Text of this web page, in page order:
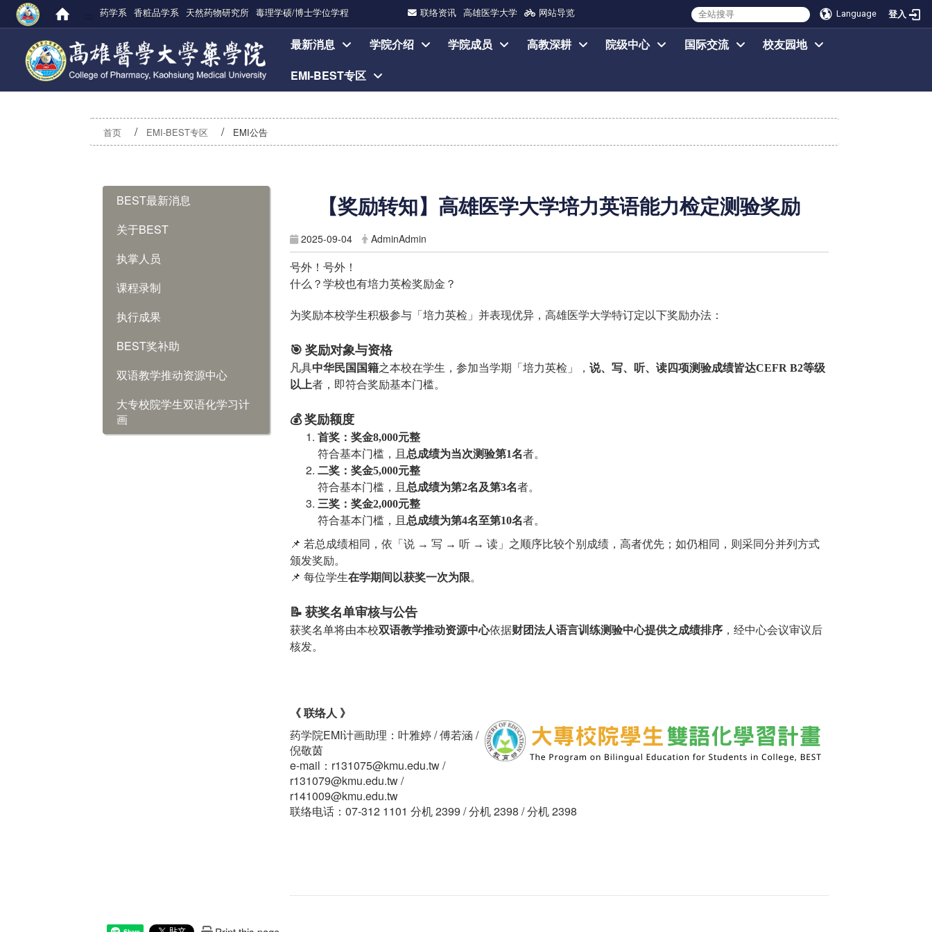
Language 登入
药学系 香粧品学系 天然药物研究所 毒理学硕/博士学位学程 联络资讯 高雄医学大学 网站导览
最新消息 学院介绍 学院成员 高教深耕 院级中心 国际交流
校友园地
EMI-BEST专区
首页 EMI-BEST专区 EMI公告
BEST最新消息
关于BEST
执掌人员
课程录制
执行成果
BEST奖补助
双语教学推动资源中心
大专校院学生双语化学习计
画
【奖励转知】高雄医学大学培力英语能力检定测验奖励
2025-09-04 AdminAdmin
号外！号外！
什么？学校也有培力英检奖励金？
为奖励本校学生积极参与「培力英检」并表现优异，高雄医学大学特订定以下奖励办法：
🎯 奖励对象与资格
凡具中华民国国籍之本校在学生，参加当学期「培力英检」，说、写、听、读四项测验成绩皆达CEFR B2等级
以上者，即符合奖励基本门槛。
💰 奖励额度
首奖：奖金8,000元整
符合基本门槛，且 总成绩为当次测验第1名者。
二奖：奖金5,000元整
符合基本门槛，且 总成绩为第2名及第3名者。
三奖：奖金2,000元整
符合基本门槛，且 总成绩为第4名至第10名者。
📌 若总成绩相同，依「说 → 写 → 听 → 读」之顺序比较个别成绩，高者优先；如仍相同，则采同分并列方式
颁发奖励。
📌 每位学生在学期间以获奖一次为限。
📝 获奖名单审核与公告
获奖名单将由本校双语教学推动资源中心依据财团法人语言训练测验中心提供之成绩排序 ，经中心会议审议后
核发。
《 联络人 》
药学院EMI计画助理：叶雅婷 / 傅若涵 /
倪敬茵
e-mail：r131075@kmu.edu.tw /
r131079@kmu.edu.tw /
r141009@kmu.edu.tw
联络电话：07-312 1101 分机 2399 / 分机 2398 / 分机 2398